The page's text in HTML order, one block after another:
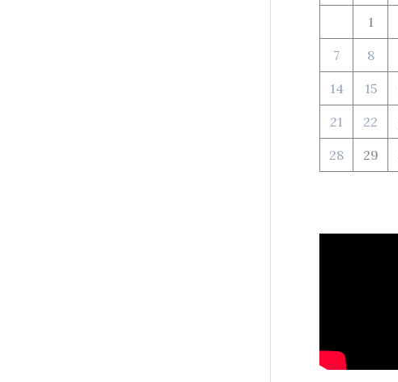
1
7 8
14 15
21 22
28 29